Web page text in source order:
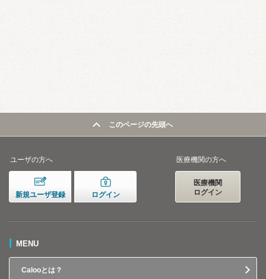
このページの先頭へ
ユーザの方へ
新規ユーザ登録 ログイン
医療機関の方へ
医療機関
ログイン
MENU
Calooとは？